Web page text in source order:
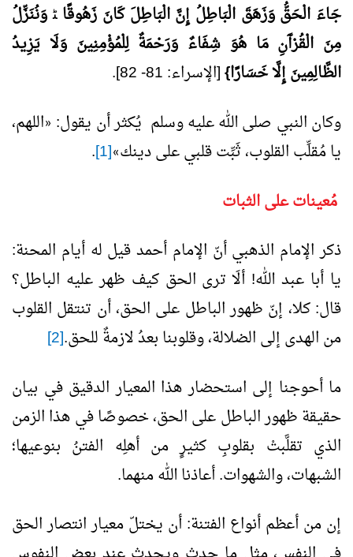
جَاءَ الْحَقُّ وَزَهَقَ الْبَاطِلُ إِنَّ الْبَاطِلَ كَانَ زَهُوقًاﮣ وَنُنَزِّلُ
مِنَ الْقُرْآَنِ مَا هُوَ شِفَاءٌ وَرَحْمَةٌ لِلْمُؤْمِنِينَ وَلَا يَزِيدُ
الظَّالِمِينَ إِلَّا خَسَارًا}[الإسراء: 81- 82].
وكان النبي صلى الله عليه وسلم يُكثر أن يقول: «اللهم،
يا مُقلِّب القلوب، ثَبِّت قلبي على دينك»
[1]
.
مُعينات على الثبات
ذكر الإمام الذهبي أنّ الإمام أحمد قيل له أيام المحنة:
يا أبا عبد الله! ألَا ترى الحق كيف ظهر عليه الباطل؟
قال: كلا، إنّ ظهور الباطل على الحق، أن تنتقل القلوب
من الهدى إلى الضلالة، وقلوبنا بعدُ لازمةٌ للحق.[2]
ما أحوجنا إلى استحضار هذا المعيار الدقيق في بيان
حقيقة ظهور الباطل على الحق، خصوصًا في هذا الزمن
الذي تقلَّبتْ بقلوبِ كثيرٍ من أهلِه الفتنُ بنوعيها؛
الشبهات، والشهوات. أعاذنا الله منهما.
إن من أعظم أنواع الفتنة: أن يختلّ معيار انتصار الحق